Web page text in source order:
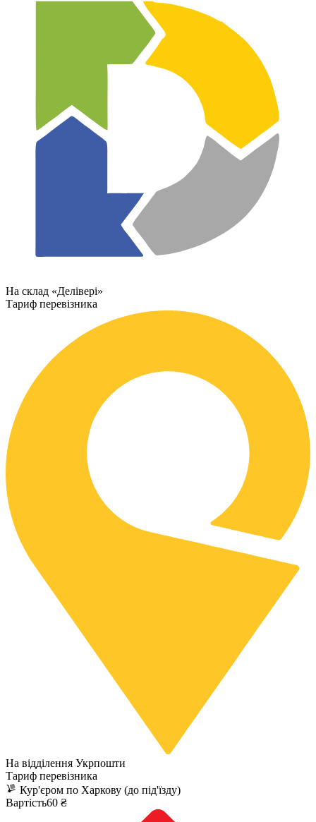
На склад «Делівері»
Тариф перевізника
На відділення Укрпошти
Тариф перевізника
Кур'єром по Харкову (до під'їзду)
Вартість60 ₴